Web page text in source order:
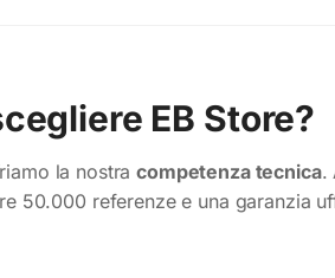
EB Store?
la nostracompetenza tecnica.
50.000 referenze e una garanzia